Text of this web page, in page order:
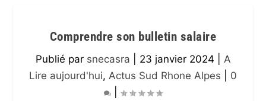
Comprendre son bulletin salaire
Publié par snecasra 23 janvier 2024
A
Lire aujourd'hui, Actus Sud Rhone Alpes
0